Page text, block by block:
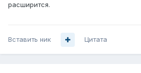
расширится.
Вставить ник Цитата